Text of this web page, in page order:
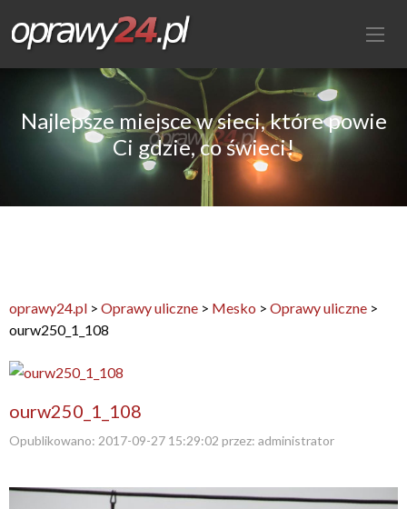
Najlepsze miejsce w sieci, które powie
Ci gdzie, co świeci!
oprawy24.pl > Oprawy uliczne > Mesko > Oprawy uliczne >
ourw250_1_108
ourw250_1_108
Opublikowano: 2017-09-27 15:29:02 przez: administrator